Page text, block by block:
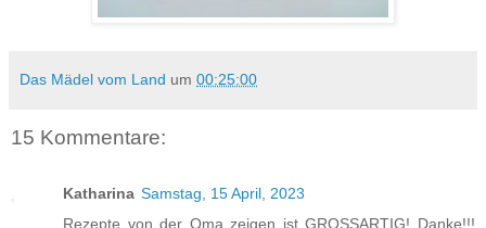
Das Mädel vom Land um 00:25:00
15 Kommentare:
Katharina Samstag, 15 April, 2023
Rezepte von der Oma zeigen ist GROSSARTIG! Danke!!!